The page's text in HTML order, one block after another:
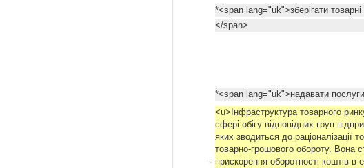
*<span lang="uk">зберігати товарні
</span>
*<span lang="uk">надавати
-
<u>Інфраструктура товарного
сфері обігу відповідних груп
яких зводиться до раціоналізації
товарно-грошового обороту. Вона
прискорення оборотності коштів в